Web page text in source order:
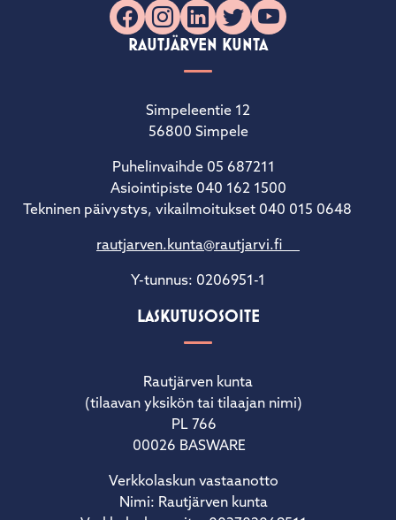
Facebook
Instagram
LinkedIn
X YouTube
RAUTJÄRVEN KUNTA
Simpeleentie 12
56800 Simpele
Puhelinvaihde 05 687211
Asiointipiste 040 162 1500
Tekninen päivystys, vikailmoitukset 040 015 0648
rautjarven.kunta@rautjarvi.fi
Y-tunnus: 0206951-1
LASKUTUSOSOITE
Rautjärven kunta
(tilaavan yksikön tai tilaajan nimi)
PL 766
00026 BASWARE
Verkkolaskun vastaanotto
Nimi: Rautjärven kunta